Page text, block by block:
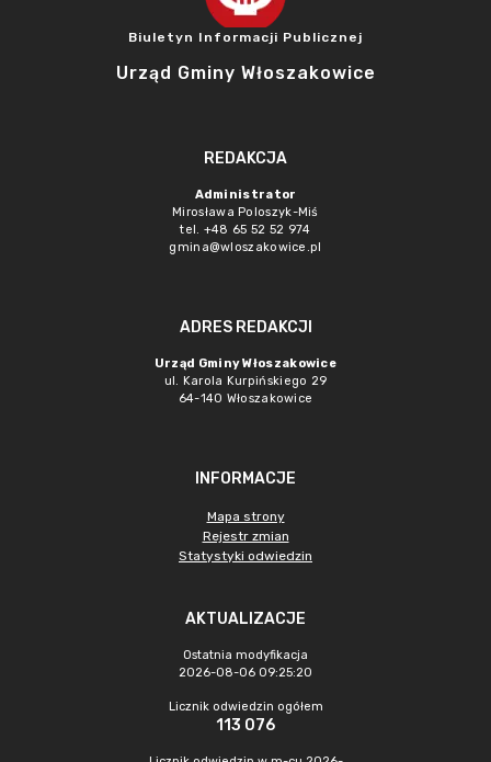
Biuletyn Informacji Publicznej
Urząd Gminy Włoszakowice
REDAKCJA
Administrator
Mirosława Poloszyk-Miś
tel. +48 65 52 52 974
gmina@wloszakowice.pl
ADRES REDAKCJI
Urząd Gminy Włoszakowice
ul. Karola Kurpińskiego 29
64-140 Włoszakowice
INFORMACJE
Mapa strony
Rejestr zmian
Statystyki odwiedzin
AKTUALIZACJE
Ostatnia modyfikacja
2026-08-06 09:25:20
Licznik odwiedzin ogółem
113 076